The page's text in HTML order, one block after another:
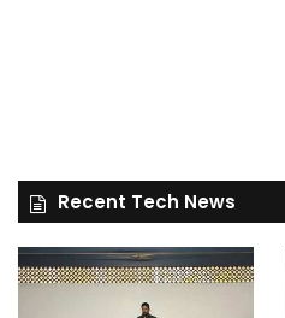
Recent Tech News